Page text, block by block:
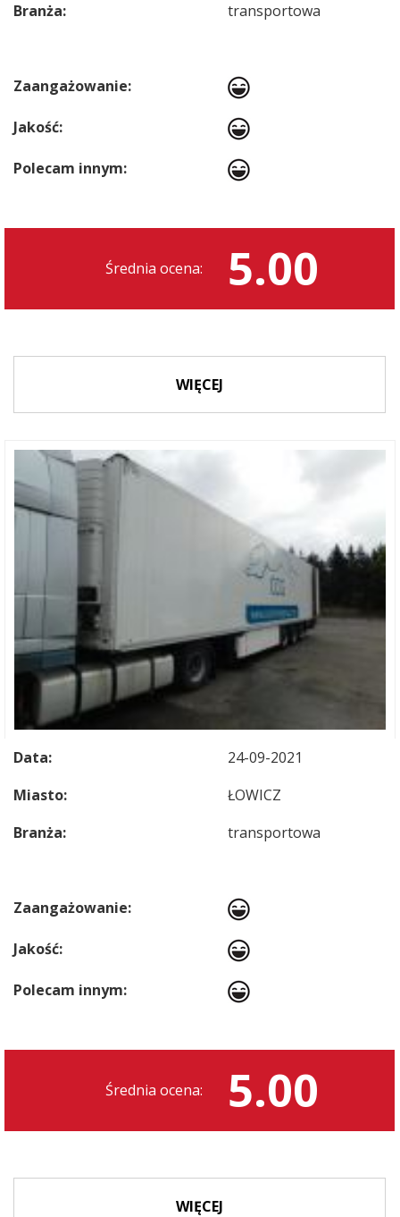
Branża:
transportowa
Zaangażowanie:
Jakość:
Polecam innym:
Średnia ocena: 5.00
WIĘCEJ
Data:
24-09-2021
Miasto:
ŁOWICZ
Branża:
transportowa
Zaangażowanie:
Jakość:
Polecam innym:
Średnia ocena: 5.00
WIĘCEJ